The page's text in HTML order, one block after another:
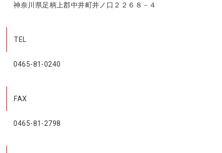
神奈川県足柄上郡中井町井ノ口２２６８－４
TEL
0465-81-0240
FAX
0465-81-2798